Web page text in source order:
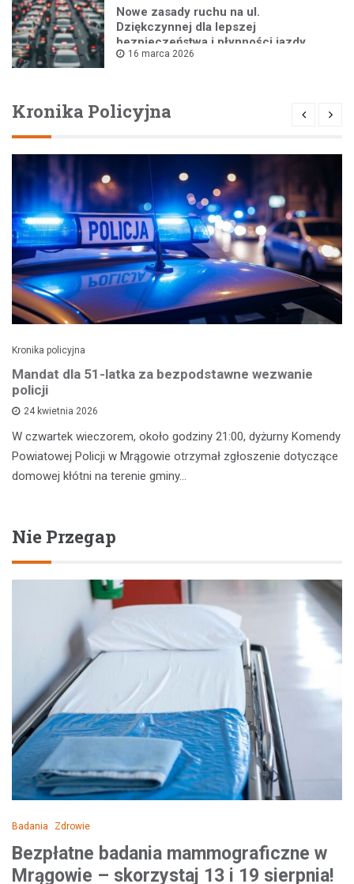
Nowe zasady ruchu na ul.
Dziękczynnej dla lepszej
bezpieczeństwa i płynności jazdy
16 marca 2026
Kronika Policyjna
Kronika policyjna
Mandat dla 51-latka za bezpodstawne wezwanie
policji
24 kwietnia 2026
W czwartek wieczorem, około godziny 21:00, dyżurny Komendy
Powiatowej Policji w Mrągowie otrzymał zgłoszenie dotyczące
domowej kłótni na terenie gminy…
Nie Przegap
Badania Zdrowie
Bezpłatne badania mammograficzne w
Mrągowie – skorzystaj 13 i 19 sierpnia!